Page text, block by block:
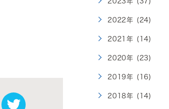
2022年 (24)
2021年 (14)
2020年 (23)
2019年 (16)
2018年 (14)